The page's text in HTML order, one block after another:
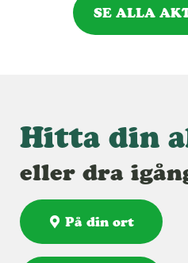
SE ALLA
Hitta din
eller dra
På din ort